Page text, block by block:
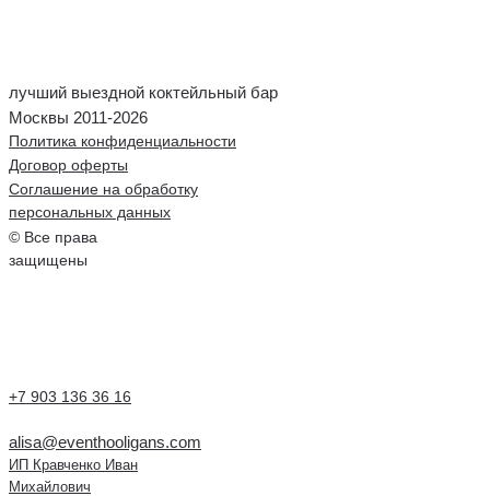
лучший выездной коктейльный бар
Москвы 2011-2026
Политика конфиденциальности
Договор оферты
Соглашение на обработку
персональных данных
© Все права
защищены
+7 903 136 36 16
alisa@eventhooligans.com
ИП Кравченко Иван
Михайлович